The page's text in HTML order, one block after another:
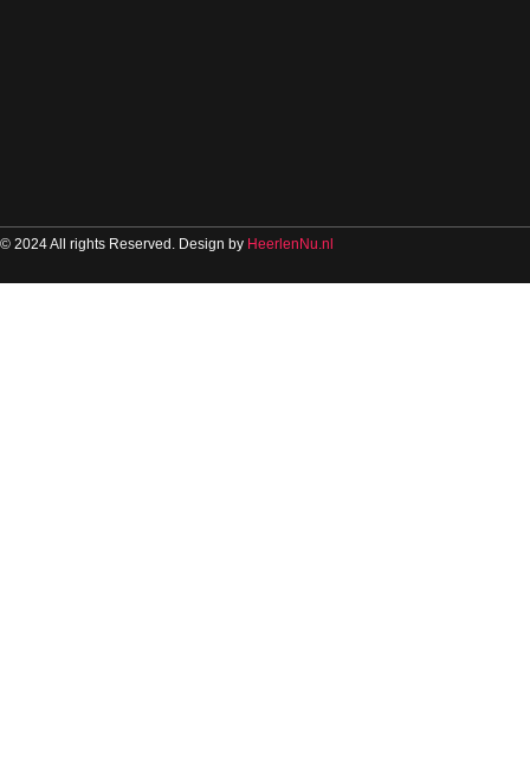
© 2024 All rights Reserved. Design by HeerlenNu.nl